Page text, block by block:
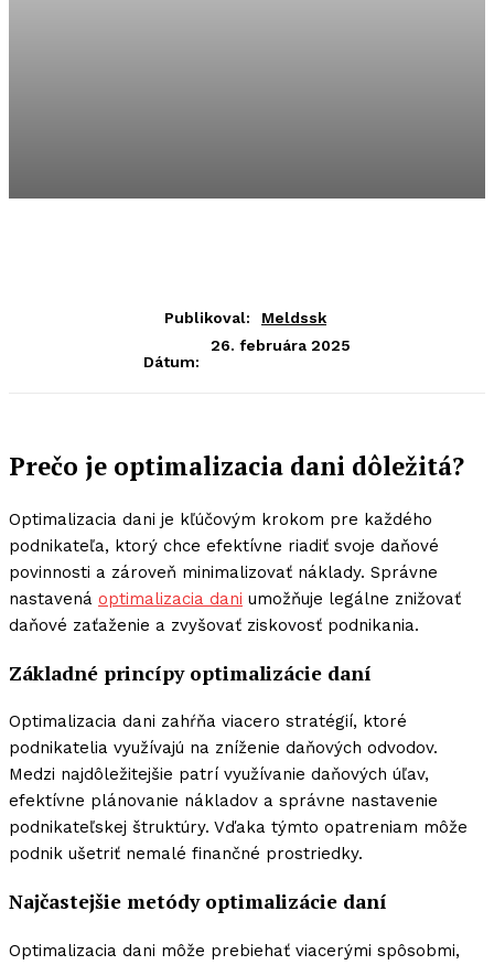
Publikoval: Meldssk
Dátum:
26. februára 2025
Prečo je optimalizacia dani dôležitá?
Optimalizacia dani je kľúčovým krokom pre každého
podnikateľa, ktorý chce efektívne riadiť svoje daňové
povinnosti a zároveň minimalizovať náklady. Správne
nastavená optimalizacia dani umožňuje legálne znižovať
daňové zaťaženie a zvyšovať ziskovosť podnikania.
Základné princípy optimalizácie daní
Optimalizacia dani zahŕňa viacero stratégií, ktoré
podnikatelia využívajú na zníženie daňových odvodov.
Medzi najdôležitejšie patrí využívanie daňových úľav,
efektívne plánovanie nákladov a správne nastavenie
podnikateľskej štruktúry. Vďaka týmto opatreniam môže
podnik ušetriť nemalé finančné prostriedky.
Najčastejšie metódy optimalizácie daní
Optimalizacia dani môže prebiehať viacerými spôsobmi,